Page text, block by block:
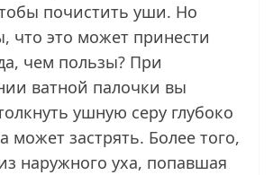
почистить уши. Но
что это может принести
чем пользы? При
ватной палочки вы
ушную серу глубоко
может застрять. Более того,
наружного уха, попавшая